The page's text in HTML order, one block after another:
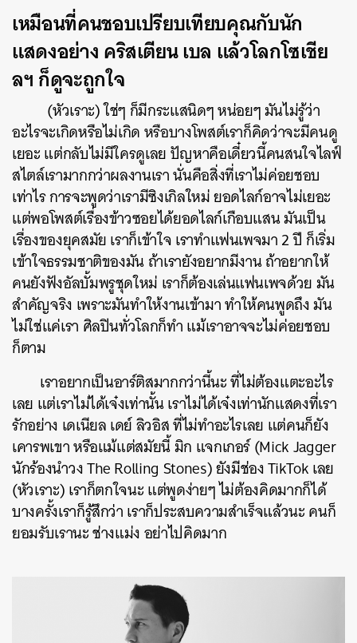
เหมือนที่คนชอบเปรียบเทียบคุณกับนัก
แสดงอย่าง คริสเตียน เบล แล้วโลกโซเชีย
ลฯ ก็ดูจะถูกใจ
(หัวเราะ) ใช่ๆ ก็มีกระแสนิดๆ หน่อยๆ มันไม่รู้ว่า
อะไรจะเกิดหรือไม่เกิด หรือบางโพสต์เราก็คิดว่าจะมีคนดู
เยอะ แต่กลับไม่มีใครดูเลย ปัญหาคือเดี๋ยวนี้คนสนใจไลฟ์
สไตล์เรามากกว่าผลงานเรา นั่นคือสิ่งที่เราไม่ค่อยชอบ
เท่าไร การจะพูดว่าเรามีซิงเกิลใหม่ ยอดไลก์อาจไม่เยอะ
แต่พอโพสต์เรื่องข้าวซอยได้ยอดไลก์เกือบแสน มันเป็น
เรื่องของยุคสมัย เราก็เข้าใจ เราทำแฟนเพจมา 2 ปี ก็เริ่ม
เข้าใจธรรมชาติของมัน ถ้าเรายังอยากมีงาน ถ้าอยากให้
คนยังฟังอัลบั้มพรูชุดใหม่ เราก็ต้องเล่นแฟนเพจด้วย มัน
สำคัญจริง เพราะมันทำให้งานเข้ามา ทำให้คนพูดถึง มัน
ไม่ใช่แค่เรา ศิลปินทั่วโลกก็ทำ แม้เราอาจจะไม่ค่อยชอบ
ก็ตาม
เราอยากเป็นอาร์ติสมากกว่านี้นะ ที่ไม่ต้องแตะอะไร
เลย แต่เราไม่ได้เจ๋งเท่านั้น เราไม่ได้เจ๋งเท่านักแสดงที่เรา
รักอย่าง เดเนียล เดย์ ลิวอิส ที่ไม่ทำอะไรเลย แต่คนก็ยัง
เคารพเขา หรือแม้แต่สมัยนี้ มิก แจกเกอร์ (Mick Jagger
นักร้องนำวง The Rolling Stones) ยังมีช่อง TikTok เลย
(หัวเราะ) เราก็ตกใจนะ แต่พูดง่ายๆ ไม่ต้องคิดมากก็ได้
บางครั้งเราก็รู้สึกว่า เราก็ประสบความสำเร็จแล้วนะ คนก็
ยอมรับเรานะ ช่างแม่ง อย่าไปคิดมาก